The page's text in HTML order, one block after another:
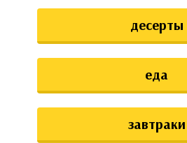
десерты
еда
завтраки